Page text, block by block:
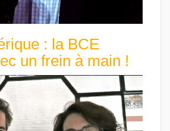
: la BCE
un frein à main !